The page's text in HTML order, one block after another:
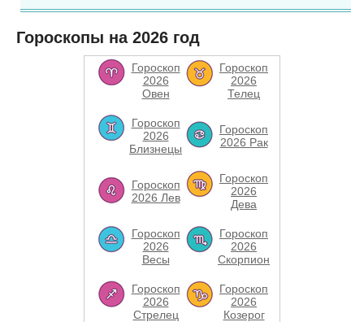
Гороскопы на 2026 год
Гороскоп
2026
Овен
Гороскоп
2026
Телец
Гороскоп
2026
Близнецы
Гороскоп
2026 Рак
Гороскоп
2026 Лев
Гороскоп
2026
Дева
Гороскоп
2026
Весы
Гороскоп
2026
Скорпион
Гороскоп
2026
Стрелец
Гороскоп
2026
Козерог